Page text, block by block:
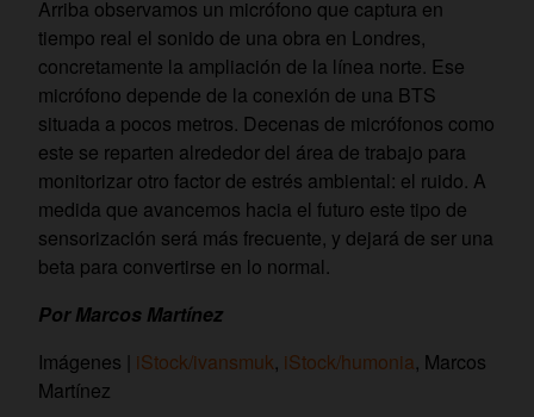
Arriba observamos un micrófono que captura en
tiempo real el sonido de una obra en Londres,
concretamente la ampliación de la línea norte. Ese
micrófono depende de la conexión de una BTS
situada a pocos metros. Decenas de micrófonos como
este se reparten alrededor del área de trabajo para
monitorizar otro factor de estrés ambiental: el ruido. A
medida que avancemos hacia el futuro este tipo de
sensorización será más frecuente, y dejará de ser una
beta para convertirse en lo normal.
Por Marcos Martínez
Imágenes | iStock/ivansmuk, iStock/humonia, Marcos
Martínez